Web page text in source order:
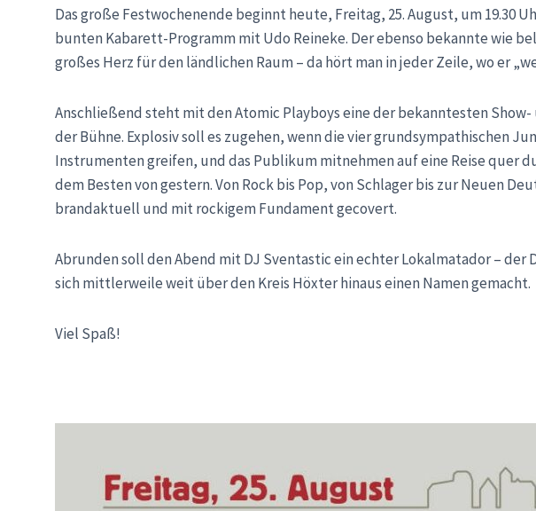
Das große Festwochenende beginnt heute, Freitag, 25. August, um 19.30
bunten Kabarett-Programm mit Udo Reineke. Der ebenso bekannte wie
großes Herz für den ländlichen Raum – da hört man in jeder Zeile, wo er
Anschließend steht mit den Atomic Playboys eine der bekanntesten
der Bühne. Explosiv soll es zugehen, wenn die vier grundsympathischen
Instrumenten greifen, und das Publikum mitnehmen auf eine Reise quer
dem Besten von gestern. Von Rock bis Pop, von Schlager bis zur Neuen
brandaktuell und mit rockigem Fundament gecovert.
Abrunden soll den Abend mit DJ Sventastic ein echter Lokalmatador – der
sich mittlerweile weit über den Kreis Höxter hinaus einen Namen gemacht.
Viel Spaß!